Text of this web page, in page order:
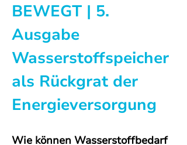
BEWEGT | 5.
Ausgabe
Wasserstoffspeicher
als Rückgrat der
Energieversorgung
Wie können Wasserstoffbedarf